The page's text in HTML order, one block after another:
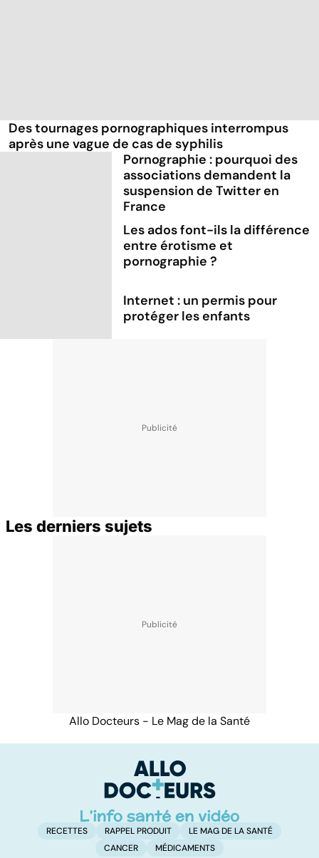
Des tournages pornographiques interrompus
après une vague de cas de syphilis
Pornographie : pourquoi des
associations demandent la
suspension de Twitter en
France
Les ados font-ils la différence
entre érotisme et
pornographie ?
Internet : un permis pour
protéger les enfants
Les derniers sujets
Allo Docteurs - Le Mag de la Santé
RECETTES RAPPEL PRODUIT
LE MAG DE LA SANTÉ
CANCER
MÉDICAMENTS